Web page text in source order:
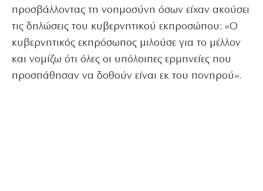
προσβάλλοντας τη νοημοσύνη όσων είχαν ακούσει
τις δηλώσεις του κυβερνητικού εκπροσώπου: «Ο
κυβερνητικός εκπρόσωπος μιλούσε για το μέλλον
και νομίζω ότι όλες οι υπόλοιπες ερμηνείες που
προσπάθησαν να δοθούν είναι εκ του πονηρού».